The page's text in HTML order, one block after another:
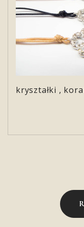
kryształki ,